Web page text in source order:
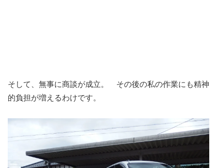
そして、無事に商談が成立。 その後の私の作業にも精神
的負担が増えるわけです。